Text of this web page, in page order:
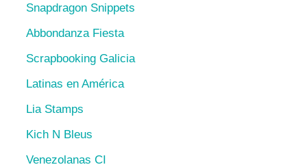
Snapdragon Snippets
Abbondanza Fiesta
Scrapbooking Galicia
Latinas en América
Lia Stamps
Kich N Bleus
Venezolanas CI